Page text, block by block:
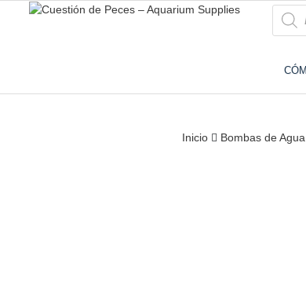
search
Inicio Bombas de Agua